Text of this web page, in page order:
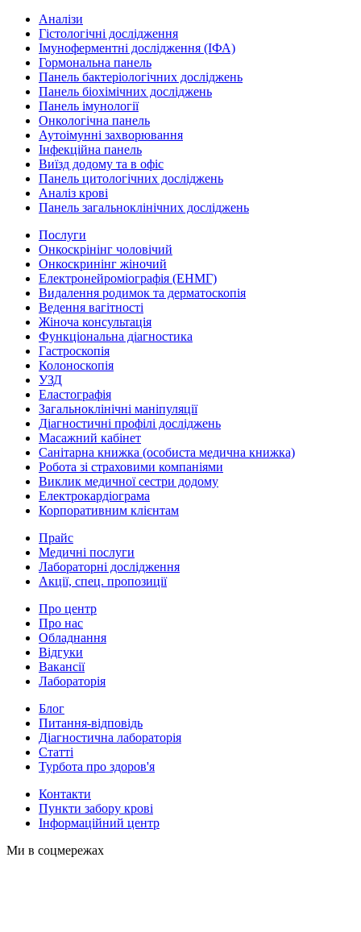
Аналізи
Гістологічні дослідження
Імуноферментні дослідження (ІФА)
Гормональна панель
Панель бактеріологічних досліджень
Панель біохімічних досліджень
Панель імунології
Онкологічна панель
Аутоімунні захворювання
Інфекційна панель
Виїзд додому та в офіс
Панель цитологічних досліджень
Аналіз крові
Панель загальноклінічних досліджень
Послуги
Онкоскрінінг чоловічий
Онкоскринінг жіночий
Електронейроміографія (ЕНМГ)
Видалення родимок та дерматоскопія
Ведення вагітності
Жіноча консультація
Функціональна діагностика
Гастроскопія
Колоноскопія
УЗД
Еластографія
Загальноклінічні маніпуляції
Діагностичні профілі досліджень
Масажний кабінет
Санітарна книжка (особиста медична книжка)
Робота зі страховими компаніями
Виклик медичної сестри додому
Електрокардіограма
Корпоративним клієнтам
Прайс
Медичні послуги
Лабораторні дослідження
Акції, спец. пропозиції
Про центр
Про нас
Обладнання
Відгуки
Вакансії
Лабораторія
Блог
Питання-відповідь
Діагностична лабораторія
Статті
Турбота про здоров'я
Контакти
Пункти забору крові
Інформаційний центр
Ми в соцмережах